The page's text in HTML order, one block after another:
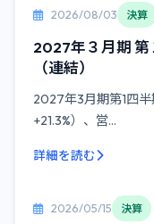
2026/08/03 決算
2027年３月期 第
（連結）
2027年3月期第1四
+21.3%）、営...
詳細を読む
2026/05/15 決算